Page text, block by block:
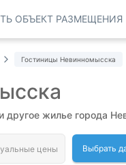
ОБЪЕКТ РАЗМЕЩЕНИЯ
Гостиницы Невинномысска
другое жилье города
Выбрать